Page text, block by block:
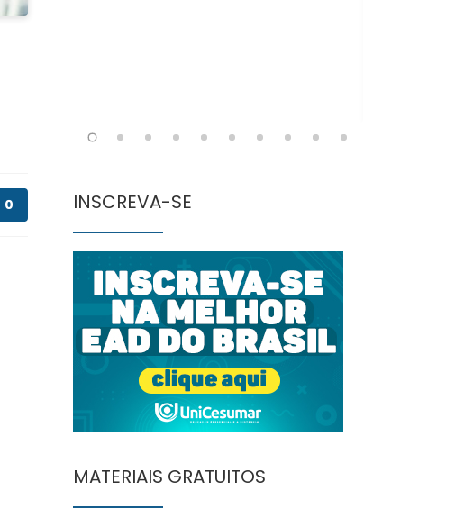
0 INSCREVA-SE
MATERIAIS GRATUITOS